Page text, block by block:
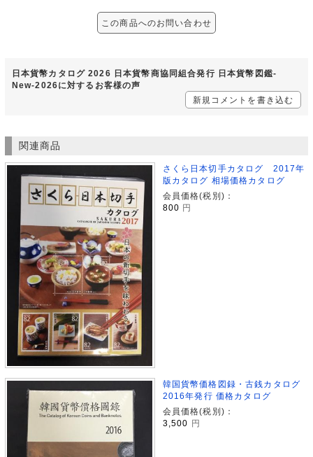
この商品へのお問い合わせ
日本貨幣カタログ 2026 日本貨幣商協同組合発行 日本貨幣図鑑-
New-2026に対するお客様の声
新規コメントを書き込む
関連商品
さくら日本切手カタログ 2017年
版カタログ 相場価格カタログ
会員価格(税別)：
800 円
韓国貨幣価格図録・古銭カタログ
2016年発行 価格カタログ
会員価格(税別)：
3,500
円